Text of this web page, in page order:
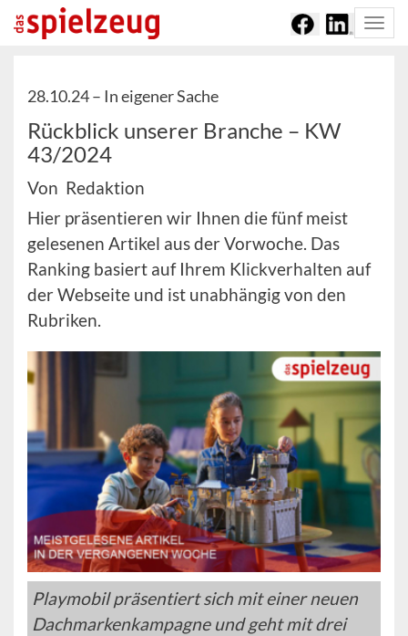
28.10.24 – In eigener Sache
Rückblick unserer Branche – KW
43/2024
Von Redaktion
Hier präsentieren wir Ihnen die fünf meist
gelesenen Artikel aus der Vorwoche. Das
Ranking basiert auf Ihrem Klickverhalten auf
der Webseite und ist unabhängig von den
Rubriken.
Playmobil präsentiert sich mit einer neuen
Dachmarkenkampagne und geht mit drei